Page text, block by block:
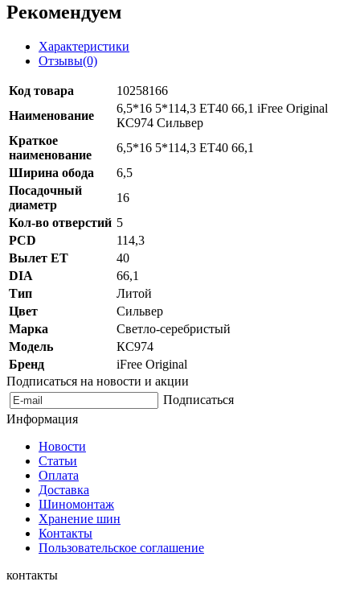
Рекомендуем
Характеристики
Отзывы(0)
Код товара
10258166
Наименование
6,5*16 5*114,3 ET40 66,1 iFree Original
КС974 Сильвер
Краткое
наименование
6,5*16 5*114,3 ET40 66,1
Ширина обода
6,5
Посадочный
диаметр
16
Кол-во отверстий 5
PCD
114,3
Вылет ET
40
DIA
66,1
Тип
Литой
Цвет
Сильвер
Марка
Светло-серебристый
Модель
КС974
Бренд
iFree Original
Подписаться на новости и акции
Подписаться
Информация
Новости
Статьи
Оплата
Доставка
Шиномонтаж
Хранение шин
Контакты
Пользовательское соглашение
контакты